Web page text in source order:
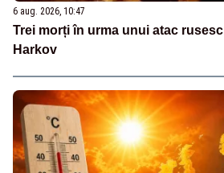
6 aug. 2026, 10:47
Trei morți în urma unui atac
Harkov